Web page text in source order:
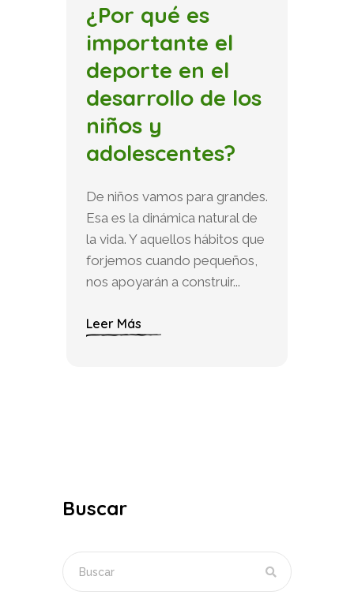
Buscar
¿Por qué es
importante el
deporte en el
desarrollo de los
niños y
adolescentes?
De niños vamos para grandes.
Esa es la dinámica natural de
la vida. Y aquellos hábitos que
forjemos cuando pequeños,
nos apoyarán a construir...
Leer Más